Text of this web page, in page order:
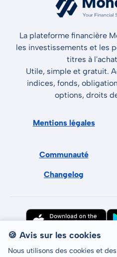
La plateforme financière
les investissements et les
titres à
Utile, simple et gratuit.
indices, fonds,
options, droits
Mentions légales
Communauté
Changelog
🍪 Avis sur les cookies
Nous utilisons des cookies et